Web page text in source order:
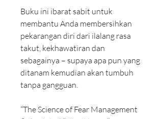
Buku ini ibarat sabit untuk
membantu Anda membersihkan
pekarangan diri dari ilalang rasa
takut, kekhawatiran dan
sebagainya – supaya apa pun yang
ditanam kemudian akan tumbuh
tanpa gangguan.
“The Science of Fear Management